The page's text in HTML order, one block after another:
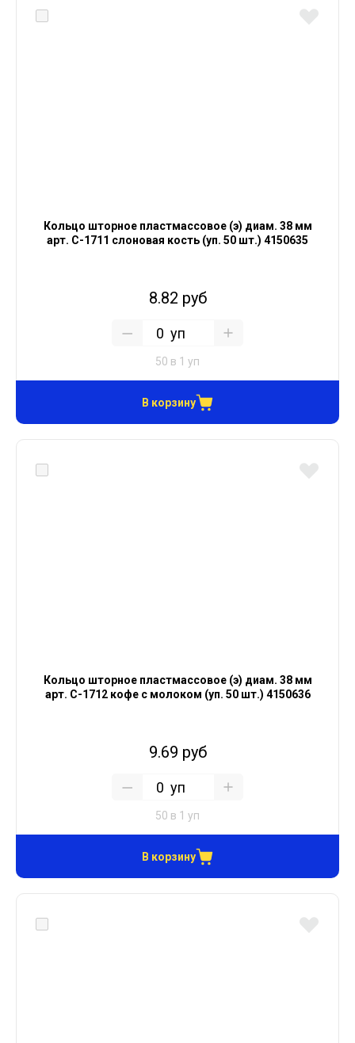
Кольцо шторное пластмассовое (э) диам. 38 мм
арт. С-1711 слоновая кость (уп. 50 шт.) 4150635
8.82 руб
уп
50 в 1 уп
В корзину
Кольцо шторное пластмассовое (э) диам. 38 мм
арт. С-1712 кофе с молоком (уп. 50 шт.) 4150636
9.69 руб
уп
50 в 1 уп
В корзину